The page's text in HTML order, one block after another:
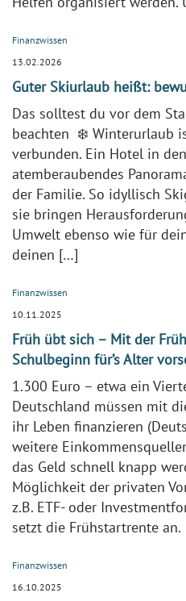
Finanzwissen
13.02.2026
Guter Skiurlaub heißt:
Das solltest du vor dem
beachten ❄️ Winterurlaub
verbunden. Ein Hotel in
atemberaubendes
der Familie. So idyllisch
sie bringen
Umwelt ebenso wie für
deinen […]
Finanzwissen
10.11.2025
Früh übt sich – Mit der
Schulbeginn für’s Alter
1.300 Euro – etwa ein
Deutschland müssen mit
ihr Leben finanzieren
weitere
das Geld schnell knapp
Möglichkeit der privaten
z.B. ETF- oder
setzt die Frühstartrente an.
Finanzwissen
16.10.2025